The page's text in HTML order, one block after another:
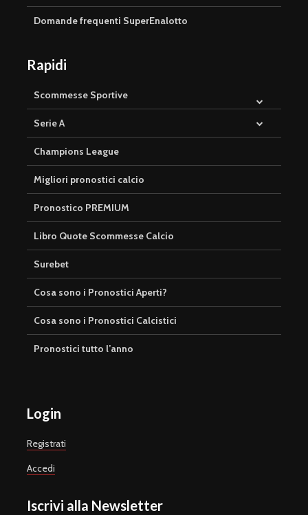
Domande frequenti SuperEnalotto
Rapidi
Scommesse Sportive
Serie A
Champions League
Migliori pronostici calcio
Pronostico PREMIUM
Libro Quote Scommesse Calcio
Surebet
Cosa sono i Pronostici Aperti?
Cosa sono i Pronostici Calcistici
Pronostici tutto l’anno
Login
Registrati
Accedi
Iscrivi alla Newsletter